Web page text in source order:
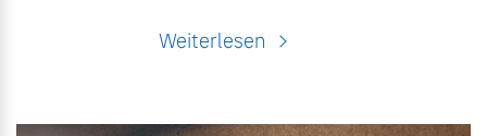
Weiterlesen